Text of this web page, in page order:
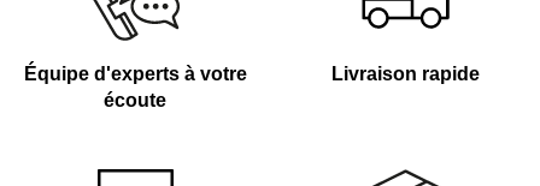
Équipe d'experts à votre
écoute
Livraison rapide